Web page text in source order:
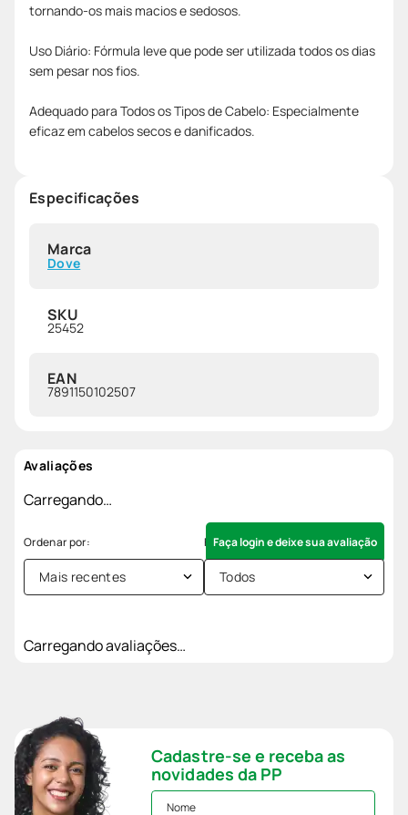
tornando-os mais macios e sedosos.
Uso Diário: Fórmula leve que pode ser utilizada todos os dias
sem pesar nos fios.
Adequado para Todos os Tipos de Cabelo: Especialmente
eficaz em cabelos secos e danificados.
Especificações
Marca
Dove
SKU
25452
EAN
7891150102507
Avaliações
Carregando…
Faça login e deixe sua avaliação
Mais recentes Todos
Carregando avaliações…
Cadastre-se e receba as
novidades da PP